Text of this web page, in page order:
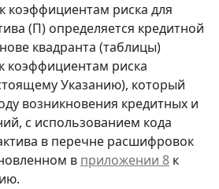
коэффициентам риска для
(П) определяется кредитной
квадранта (таблицы)
коэффициентам риска
Указанию), который
возникновения кредитных и
с использованием кода
в перечне расшифровок
в приложении 8 к